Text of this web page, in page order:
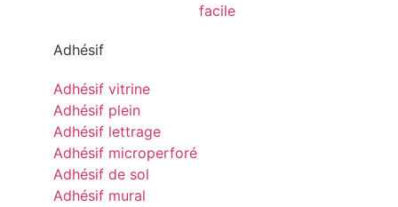
Adhésif
Adhésif vitrine
Adhésif plein
Adhésif lettrage
Adhésif microperforé
Adhésif de sol
Adhésif mural